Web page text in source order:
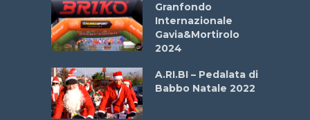
Granfondo
Internazionale
Gavia&Mortirolo
2024
A.RI.BI – Pedalata di
Babbo Natale 2022